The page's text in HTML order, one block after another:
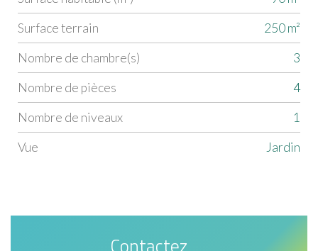
surface terrain
250 m²
Nombre de chambre(s)
3
Nombre de pièces
4
Nombre de niveaux
1
Vue
jardin